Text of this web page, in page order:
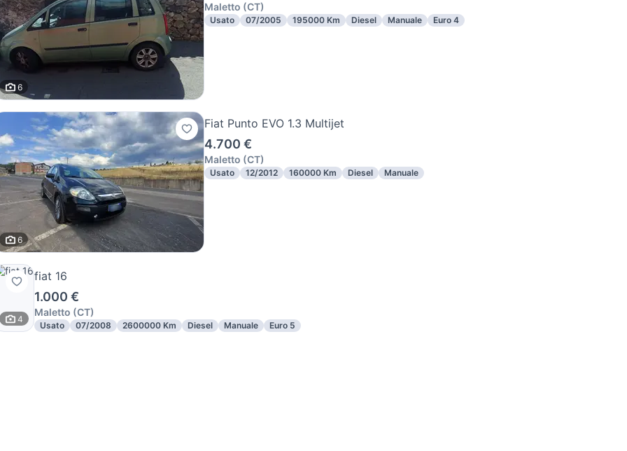
6
Maletto (CT)
Usato 07/2005 195000 Km Diesel Manuale Euro 4
6
Fiat Punto EVO 1.3 Multijet
4.700 €
Maletto (CT)
Usato 12/2012 160000 Km Diesel Manuale
4
fiat 16
1.000 €
Maletto (CT)
Usato 07/2008 2600000 Km Diesel Manuale Euro 5